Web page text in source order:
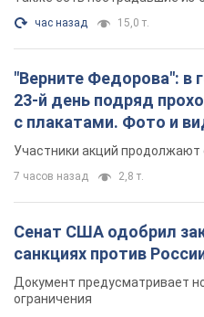
час назад 15,0 т.
"Верните Федорова": в
23-й день подряд
с плакатами. Фото и
Участники акций
7 часов назад 2,8 т.
Сенат США одобрил
санкциях против
Документ предусматривает
ограничения